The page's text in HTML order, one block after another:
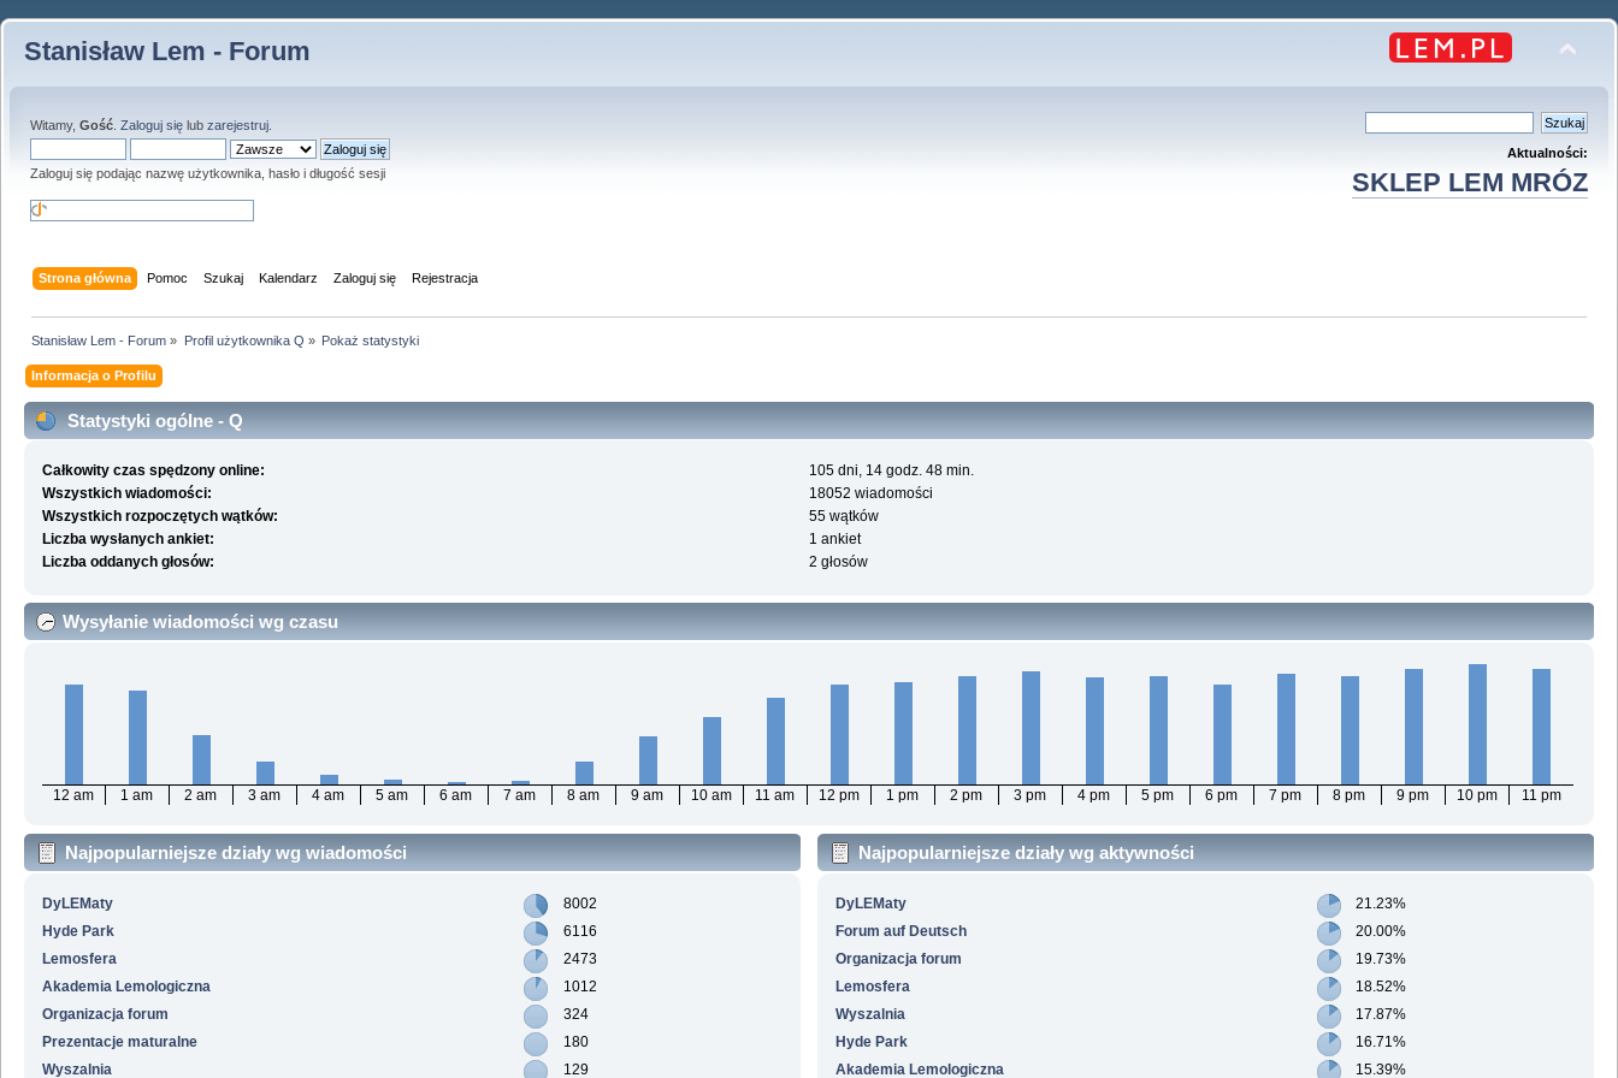
Stanisław Lem - Forum
Witamy, Gość Zaloguj się lub zarejestruj
Zaloguj się podając nazwę użytkownika, hasło i długość sesji
Aktualności:
SKLEP LEM MRÓZ
Strona główna Pomoc Szukaj Kalendarz Zaloguj się Rejestracja
Stanisław Lem - Forum » Profil użytkownika Q » Pokaż statystyki
Informacja o Profilu
Statystyki ogólne - Q
Całkowity czas spędzony online:
105 dni, 14 godz. 48 min.
Wszystkich wiadomości:
18052 wiadomości
Wszystkich rozpoczętych wątków:
55 wątków
Liczba wysłanych ankiet:
1 ankiet
Liczba oddanych głosów:
2 głosów
Wysyłanie wiadomości wg czasu
12 am 1 am 2 am 3 am 4 am 5 am 6 am 7 am 8 am 9 am 10 am 11 am 12 pm 1 pm 2 pm 3 pm 4 pm 5 pm 6 pm 7 pm 8 pm 9 pm 10 pm 11 pm
Najpopularniejsze działy wg wiadomości
DyLEMaty
8002
Hyde Park
6116
Lemosfera
2473
Akademia Lemologiczna
1012
Organizacja forum
324
Prezentacje maturalne
180
Wyszalnia
129
Najpopularniejsze działy wg aktywności
DyLEMaty
21.23%
Forum auf Deutsch
20.00%
Organizacja forum
19.73%
Lemosfera
18.52%
Wyszalnia
17.87%
Hyde Park
16.71%
Akademia Lemologiczna
15.39%